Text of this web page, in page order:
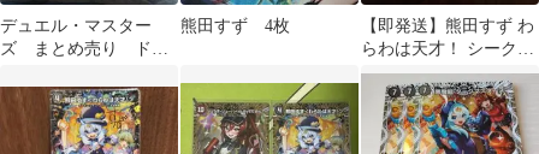
デュエル・マスター
ズ まとめ売り ドラ
すず 蒼斬しのぶ
熊田すず 4枚
【即発送】熊田すず わ
らわは天才！ シークレ
ット